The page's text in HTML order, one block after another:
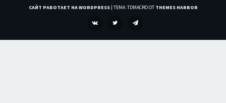
САЙТ РАБОТАЕТ НА WORDPRESS | ТЕМА: TDMACRO ОТ THEMES HARBOR
TWITTER